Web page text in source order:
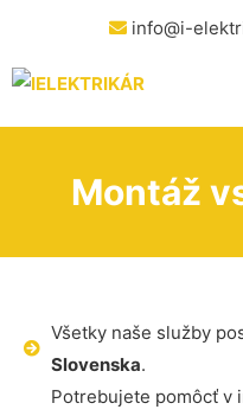
info@i-
Montáž
Všetky naše služby
Slovenska.
Potrebujete pomôcť v